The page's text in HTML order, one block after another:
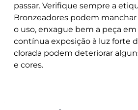
passar. Verifique sempre a
Bronzeadores podem
o uso, enxague bem a peça em
contínua exposição à luz forte
clorada podem deteriorar
e cores.